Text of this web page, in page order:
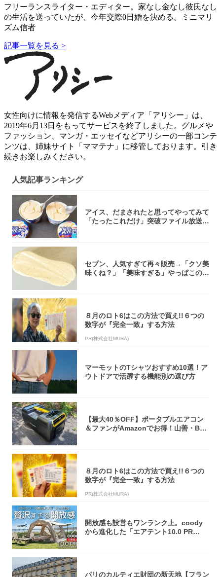
フリーランスライター・エディター。家なし金なし彼氏なし
の生活を送っていたが、今年交際0日婚を決める。ミニマリ
ズム信者
記事一覧を見る >
女性向けに情報を発信するWebメディア「アリシー」は、
2019年6月13日をもってサービスを終了しました。グルメや
ファッション、マンガ・エッセイなどアリシーの一部コンテ
ンツは、姉妹サイト「ママテナ」に移管しております。引き
続きお楽しみください。
人気記事ランキング
アイス、だまされたと思ってやってみて
「たったこれだけ」突破ファイル放送で
セブン、人気すぎて再々販売→「クソ美
味くね？」「美味すぎる」やっぱこのク
８月のロト6はこの方法で買え!!６つの
数字が『完全一致』する方法
PR(株式会社MURA)
マーモットのTシャツおすすめ10選！ア
ウトドアで活躍する機能別の選び方
【最大40％OFF】ポータブルエアコン
＆ファンがAmazonでお得！山善・Bo
８月のロト6はこの方法で買え!!６つの
数字が『完全一致』する方法
PR(株式会社MURA)
開放感も設営もワンランク上。coody
から進化した「エアテント10.0 PR
パリのカルティエ財団の新天地【フラン